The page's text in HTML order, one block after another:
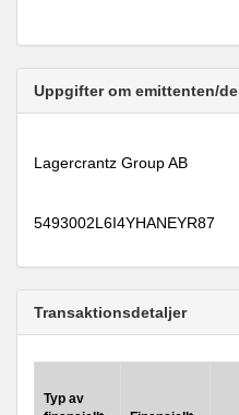
Uppgifter om emittenten/
Lagercrantz Group AB
5493002L6I4YHANEYR87
Transaktionsdetaljer
Typ av